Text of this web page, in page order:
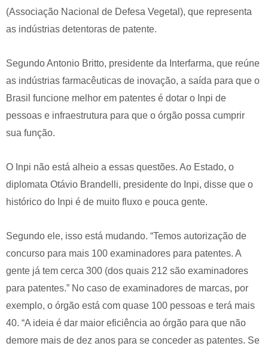
(Associação Nacional de Defesa Vegetal), que representa
as indústrias detentoras de patente.
Segundo Antonio Britto, presidente da Interfarma, que reúne
as indústrias farmacêuticas de inovação, a saída para que o
Brasil funcione melhor em patentes é dotar o Inpi de
pessoas e infraestrutura para que o órgão possa cumprir
sua função.
O Inpi não está alheio a essas questões. Ao Estado, o
diplomata Otávio Brandelli, presidente do Inpi, disse que o
histórico do Inpi é de muito fluxo e pouca gente.
Segundo ele, isso está mudando. “Temos autorização de
concurso para mais 100 examinadores para patentes. A
gente já tem cerca 300 (dos quais 212 são examinadores
para patentes.” No caso de examinadores de marcas, por
exemplo, o órgão está com quase 100 pessoas e terá mais
40. “A ideia é dar maior eficiência ao órgão para que não
demore mais de dez anos para se conceder as patentes. Se